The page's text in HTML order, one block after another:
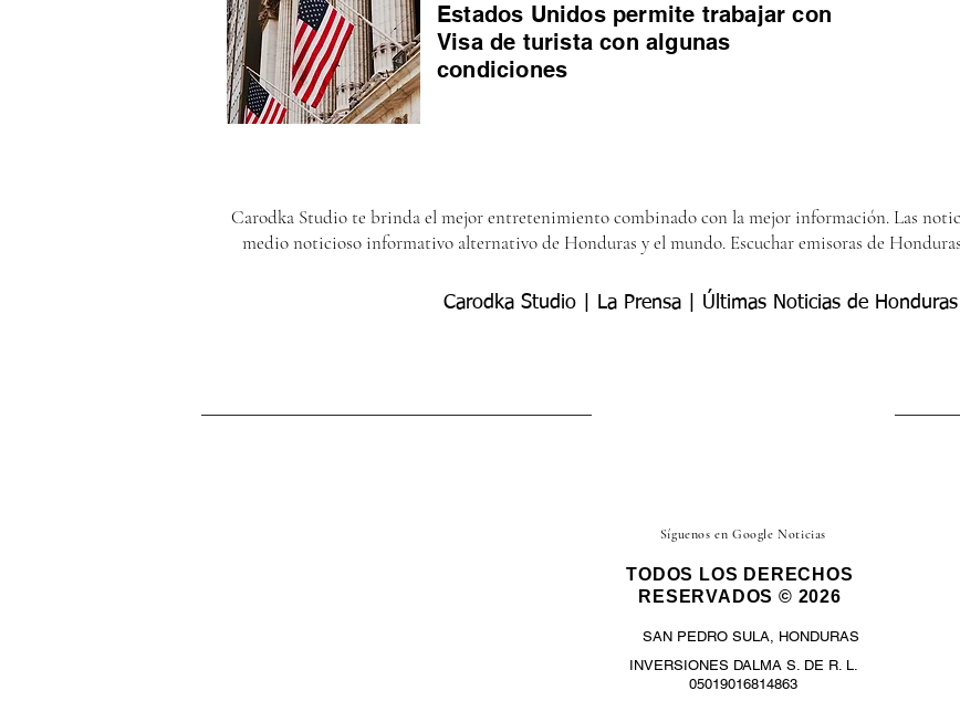
Estados Unidos permite trabajar con
Visa de turista con algunas
condiciones
Carodka Studio te brinda el mejor entretenimiento combinado con la mejor información. Las
medio noticioso informativo alternativo de Honduras y el mundo. Escuchar emisoras de
Carodka Studio | La Prensa | Últimas Noticias de Honduras
Síguenos en Google Noticias
TODOS LOS DERECHOS
RESERVADOS © 2026
SAN PEDRO SULA, HONDURAS
INVERSIONES DALMA S. DE R. L.
05019016814863